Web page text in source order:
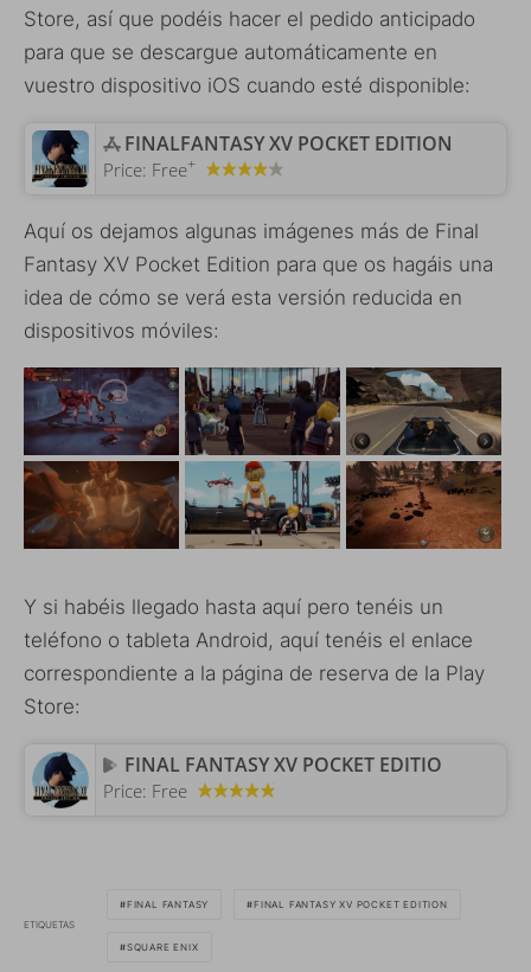
Store, así que podéis hacer el pedido anticipado
para que se descargue automáticamente en
vuestro dispositivo iOS cuando esté disponible:
‎FINALFANTASY XV POCKET EDITION
Price: Free+
Aquí os dejamos algunas imágenes más de Final
Fantasy XV Pocket Edition para que os hagáis una
idea de cómo se verá esta versión reducida en
dispositivos móviles:
Y si habéis llegado hasta aquí pero tenéis un
teléfono o tableta Android, aquí tenéis el enlace
correspondiente a la página de reserva de la Play
Store:
FINAL FANTASY XV POCKET EDITIO
Price: Free
ETIQUETAS
FINAL FANTASY FINAL FANTASY XV POCKET EDITION
SQUARE ENIX